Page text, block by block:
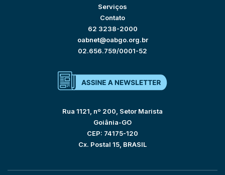
Serviços
Contato
62 3238-2000
oabnet@oabgo.org.br
02.656.759/0001-52
Rua 1121, nº 200, Setor Marista
Goiânia-GO
CEP: 74175-120
Cx. Postal 15, BRASIL